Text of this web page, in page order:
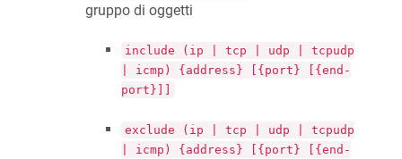
gruppo di oggetti
include (ip | tcp | udp | tcpudp
| icmp) {address} [{port} [{end-
port}]]
exclude (ip | tcp | udp | tcpudp
| icmp) {address} [{port} [{end-